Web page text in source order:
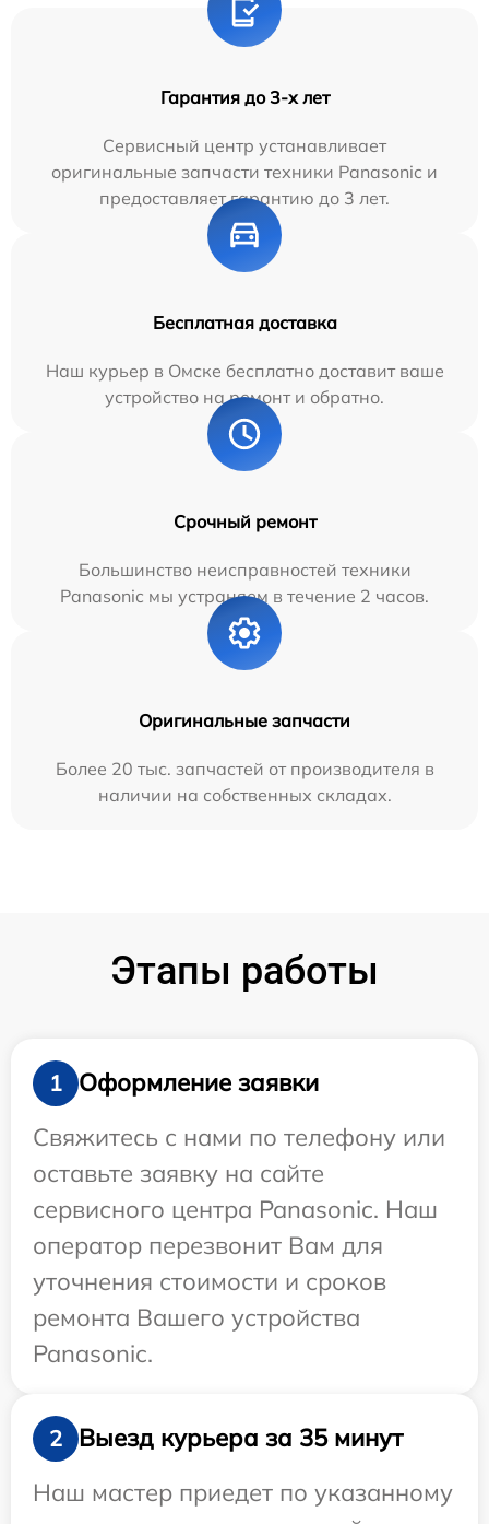
Гарантия до 3-х лет
Сервисный центр устанавливает
оригинальные запчасти техники Panasonic и
предоставляет гарантию до 3 лет.
Бесплатная доставка
Наш курьер в Омске бесплатно доставит ваше
устройство на ремонт и обратно.
Срочный ремонт
Большинство неисправностей техники
Panasonic мы устраняем в течение 2 часов.
Оригинальные запчасти
Более 20 тыс. запчастей от производителя в
наличии на собственных складах.
Этапы работы
1
Оформление заявки
Свяжитесь с нами по телефону или
оставьте заявку на сайте
сервисного центра Panasonic. Наш
оператор перезвонит Вам для
уточнения стоимости и сроков
ремонта Вашего устройства
Panasonic.
2
Выезд курьера за 35 минут
Наш мастер приедет по указанному